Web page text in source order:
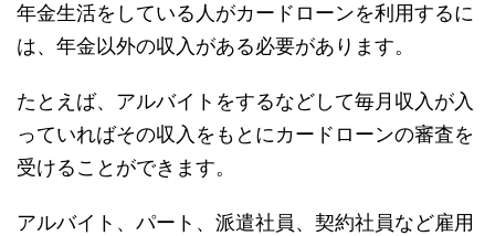
年金生活をしている人がカードローンを利用するに
は、年金以外の収入がある必要があります。
たとえば、アルバイトをするなどして毎月収入が入
っていればその収入をもとにカードローンの審査を
受けることができます。
アルバイト、パート、派遣社員、契約社員など雇用